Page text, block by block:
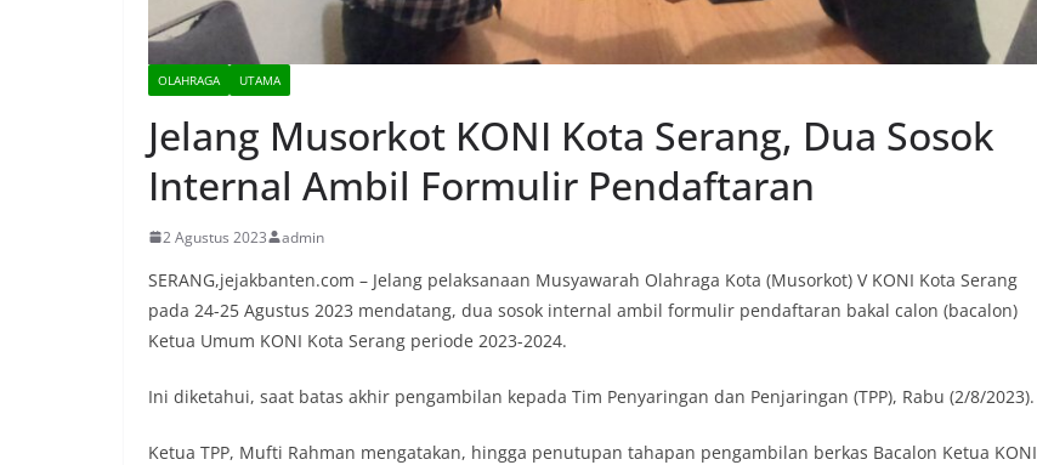
OLAHRAGA UTAMA
Jelang Musorkot KONI Kota Serang, Dua Sosok
Internal Ambil Formulir Pendaftaran
2 Agustus 2023 admin
SERANG,jejakbanten.com – Jelang pelaksanaan Musyawarah Olahraga Kota (Musorkot) V KONI Kota Serang
pada 24-25 Agustus 2023 mendatang, dua sosok internal ambil formulir pendaftaran bakal calon (bacalon)
Ketua Umum KONI Kota Serang periode 2023-2024.
Ini diketahui, saat batas akhir pengambilan kepada Tim Penyaringan dan Penjaringan (TPP), Rabu (2/8/2023).
Ketua TPP, Mufti Rahman mengatakan, hingga penutupan tahapan pengambilan berkas Bacalon Ketua KONI